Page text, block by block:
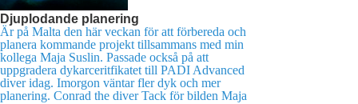
Djuplodande planering
Är på Malta den här veckan för att förbereda och
planera kommande projekt tillsammans med min
kollega Maja Suslin. Passade också på att
uppgradera dykarceritfikatet till PADI Advanced
diver idag. Imorgon väntar fler dyk och mer
planering. Conrad the diver Tack för bilden Maja